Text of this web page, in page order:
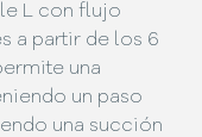
L con flujo
a partir de los 6
una
un paso
una succión